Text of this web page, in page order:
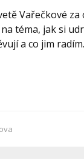
Vařečkové
téma, jak si
a co jim radím.